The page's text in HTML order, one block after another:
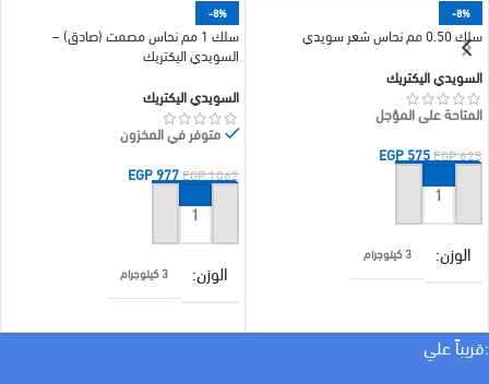
-8%
سلك 0.50 مم نحاس شعر سويدي
السويدي اليكتريك
المتاحة على المؤجل
EGP625
EGP575
إضافة إلى السلة
الوزن 3 كيلوجرام
-8%
سلك 1 مم نحاس مصمت (صادق) –
السويدي اليكتريك
السويدي اليكتريك
متوفر في المخزون
EGP1062
EGP977
إضافة إلى السلة
الوزن 3 كيلوجرام
الأبعاد 25 × 25 سنتيميتر :قريباً علي